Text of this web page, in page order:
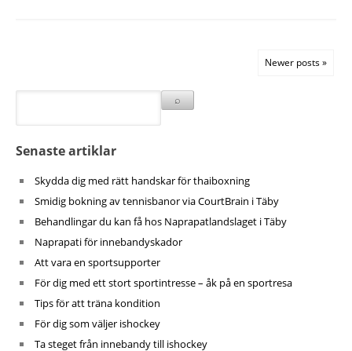
Newer posts »
Senaste artiklar
Skydda dig med rätt handskar för thaiboxning
Smidig bokning av tennisbanor via CourtBrain i Täby
Behandlingar du kan få hos Naprapatlandslaget i Täby
Naprapati för innebandyskador
Att vara en sportsupporter
För dig med ett stort sportintresse – åk på en sportresa
Tips för att träna kondition
För dig som väljer ishockey
Ta steget från innebandy till ishockey